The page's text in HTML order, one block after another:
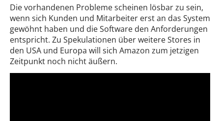
Die vorhandenen Probleme scheinen lösbar zu sein,
wenn sich Kunden und Mitarbeiter erst an das System
gewöhnt haben und die Software den Anforderungen
entspricht. Zu Spekulationen über weitere Stores in
den USA und Europa will sich Amazon zum jetzigen
Zeitpunkt noch nicht äußern.